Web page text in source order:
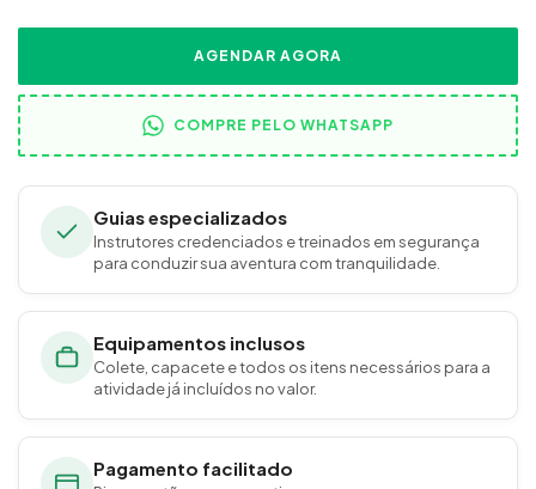
AGENDAR AGORA
COMPRE PELO WHATSAPP
Guias especializados
Instrutores credenciados e treinados em segurança
para conduzir sua aventura com tranquilidade.
Equipamentos inclusos
Colete, capacete e todos os itens necessários para a
atividade já incluídos no valor.
Pagamento facilitado